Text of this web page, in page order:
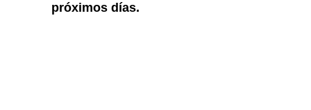
próximos días.